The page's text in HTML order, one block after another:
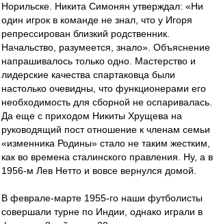
Норильске. Никита Симонян утверждал: «Ни
один игрок в команде не знал, что у Игоря
репрессирован близкий родственник.
Начальство, разумеется, знало». Объяснение
напрашивалось только одно. Мастерство и
лидерские качества спартаковца были
настолько очевидны, что функционерами его
необходимость для сборной не оспаривалась.
Да еще с приходом Никиты Хрущева на
руководящий пост отношение к членам семьи
«изменника Родины» стало не таким жестким,
как во времена сталинского правления. Ну, а в
1956-м Лев Нетто и вовсе вернулся домой.
В феврале-марте 1955-го наши футболисты
совершали турне по Индии, однако играли в